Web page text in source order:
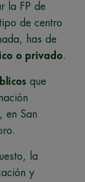
la FP de
de centro
has de
o privado.
que
en San
la
y